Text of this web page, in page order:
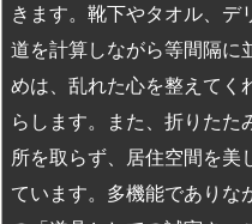
きます。靴下やタオル、デ
道を計算しながら等間隔に
めは、乱れた心を整えてく
らします。また、折りたた
所を取らず、居住空間を美
ています。多機能でありな